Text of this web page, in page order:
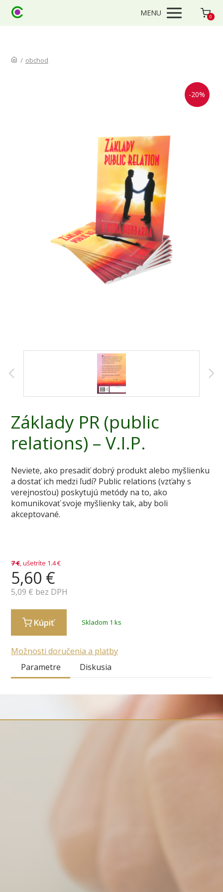
MENU 0
/ obchod
-20%
Základy PR (public
relations) – V.I.P.
Neviete, ako presadiť dobrý produkt alebo myšlienku
a dostať ich medzi ľudí? Public relations (vzťahy s
verejnosťou) poskytujú metódy na to, ako
komunikovať svoje myšlienky tak, aby boli
akceptované.
7€, ušetríte 1.4 €
5,60 €
5,09 € bez DPH
Kúpiť Skladom 1 ks
Možnosti doručenia a platby
Parametre
Diskusia